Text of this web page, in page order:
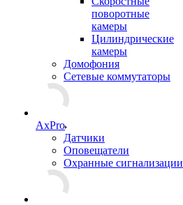
поворотные
камеры
Цилиндрические
камеры
Домофония
Сетевые коммутаторы
AxPro
Датчики
Оповещатели
Охранные сигнализации